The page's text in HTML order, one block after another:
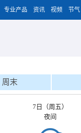
专业产品 资讯 视频 节气
周末
7日（周五）
夜间